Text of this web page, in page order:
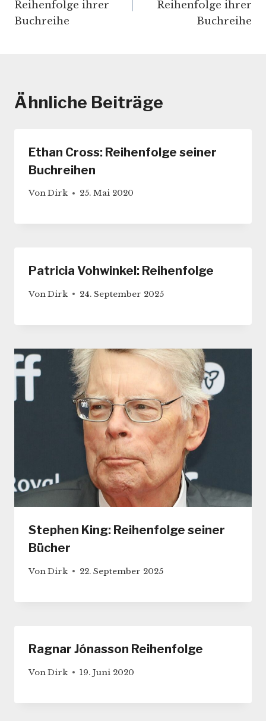
Reihenfolge ihrer
Buchreihe
Reihenfolge ihrer
Buchreihe
Ähnliche Beiträge
Ethan Cross: Reihenfolge seiner
Buchreihen
VonDirk 25. Mai 2020
Patricia Vohwinkel: Reihenfolge
VonDirk 24. September 2025
Stephen King: Reihenfolge seiner
Bücher
VonDirk 22. September 2025
Ragnar Jónasson Reihenfolge
VonDirk 19. Juni 2020